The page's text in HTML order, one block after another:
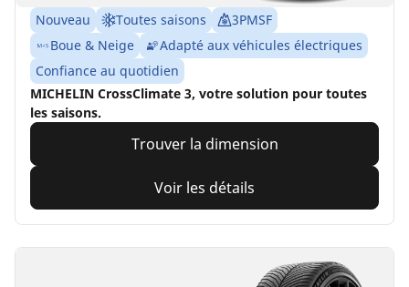
Nouveau Toutes saisons
3PMSF
Boue & Neige
Adapté aux véhicules électriques
Confiance au quotidien
MICHELIN CrossClimate 3, votre solution pour toutes
les saisons.
Trouver la dimension
Voir les détails